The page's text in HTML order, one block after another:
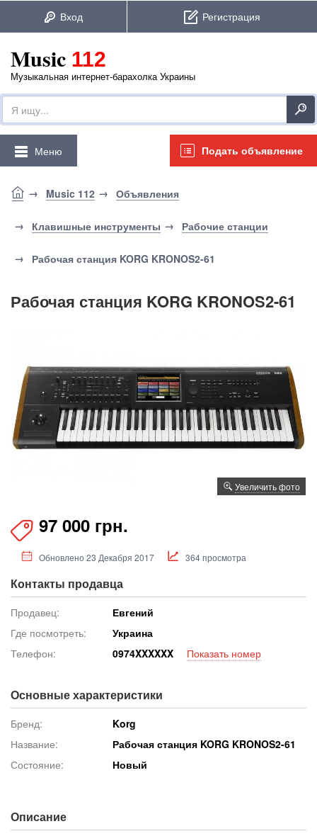
Music 112
Музыкальная интернет-барахолка Украины
Подать объявление
Меню
Music 112 Объявления
Клавишные инструменты Рабочие станции
Рабочая станция KORG KRONOS2-61
Рабочая станция KORG KRONOS2-61
Увеличить фото
97 000 грн.
Обновлено 23 Декабря 2017 364 просмотра
Контакты продавца
Продавец:
Евгений
Где посмотреть:
Украина
Телефон:
0974XXXXXX Показать номер
Основные характеристики
Бренд:
Korg
Название:
Рабочая станция KORG KRONOS2-61
Состояние:
Новый
Описание